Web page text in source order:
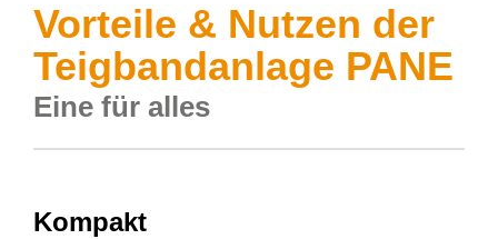
Vorteile & Nutzen der
Teigbandanlage PANE
Eine für alles
Kompakt